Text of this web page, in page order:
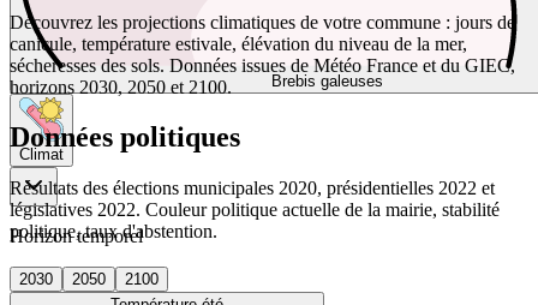
Brebis galeuses
Climat
Horizon temporel
2030 2050
2100
Découvrez les projections climatiques de votre commune : jours de
canicule, température estivale, élévation du niveau de la mer,
sécheresses des sols. Données issues de Météo France et du GIEC,
horizons 2030, 2050 et 2100.
Données politiques
Résultats des élections municipales 2020, présidentielles 2022 et
législatives 2022. Couleur politique actuelle de la mairie, stabilité
politique, taux d'abstention.